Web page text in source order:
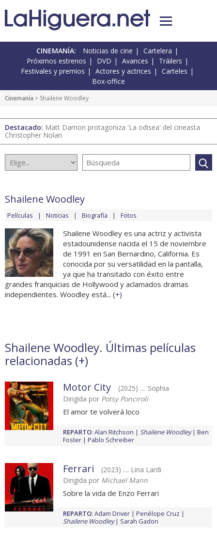
CINEMANÍA: Noticias de cine
Cartelera
Próximos estrenos
DVD Avances
Tráilers
Festivales y premios
Actores y actrices
Carteles
Box-office
Cinemanía > Shailene Woodley
Destacado: Matt Damon protagoniza 'La odisea' del cineasta
Christopher Nolan
Shailene Woodley
Películas Noticias Biografía Fotos
Shailene Woodley es una actriz y activista
estadounidense nacida el 15 de noviembre
de 1991 en San Bernardino, California. Es
conocida por su versatilidad en la pantalla,
ya que ha transitado con éxito entre
grandes franquicias de Hollywood y aclamados dramas
independientes. Woodley está... (+)
Shailene Woodley. Últimas películas
relacionadas (+)
Motor City
(2025) .... Sophia
Dirigida por Potsy Ponciroli
El amor te volverá loco
REPARTO: Alan Ritchson Shailene Woodley
Ben
Foster
Pablo Schreiber
Ferrari
(2023) .... Lina Lardi
Dirigida por Michael Mann
Sobre la vida de Enzo Ferrari
REPARTO: Adam Driver
Penélope Cruz
Shailene Woodley
Sarah Gadon